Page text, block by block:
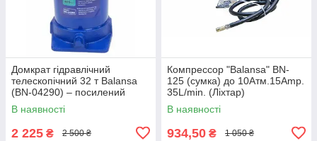
Домкрат гідравлічний
телескопічний 32 т Balansa
(BN-04290) – посилений
пляшковий домкрат для
вантажівок та сільгосптехніки
В наявності
2 225 ₴ 2 500 ₴
Компрессор "Balansa" BN-
125 (сумка) до 10Атм.15Amp.
35L/min. (Ліхтар)
В наявності
934,50 ₴ 1 050 ₴